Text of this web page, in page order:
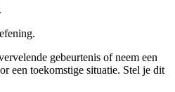
gebeurtenis of neem een
een toekomstige situatie. Stel je dit